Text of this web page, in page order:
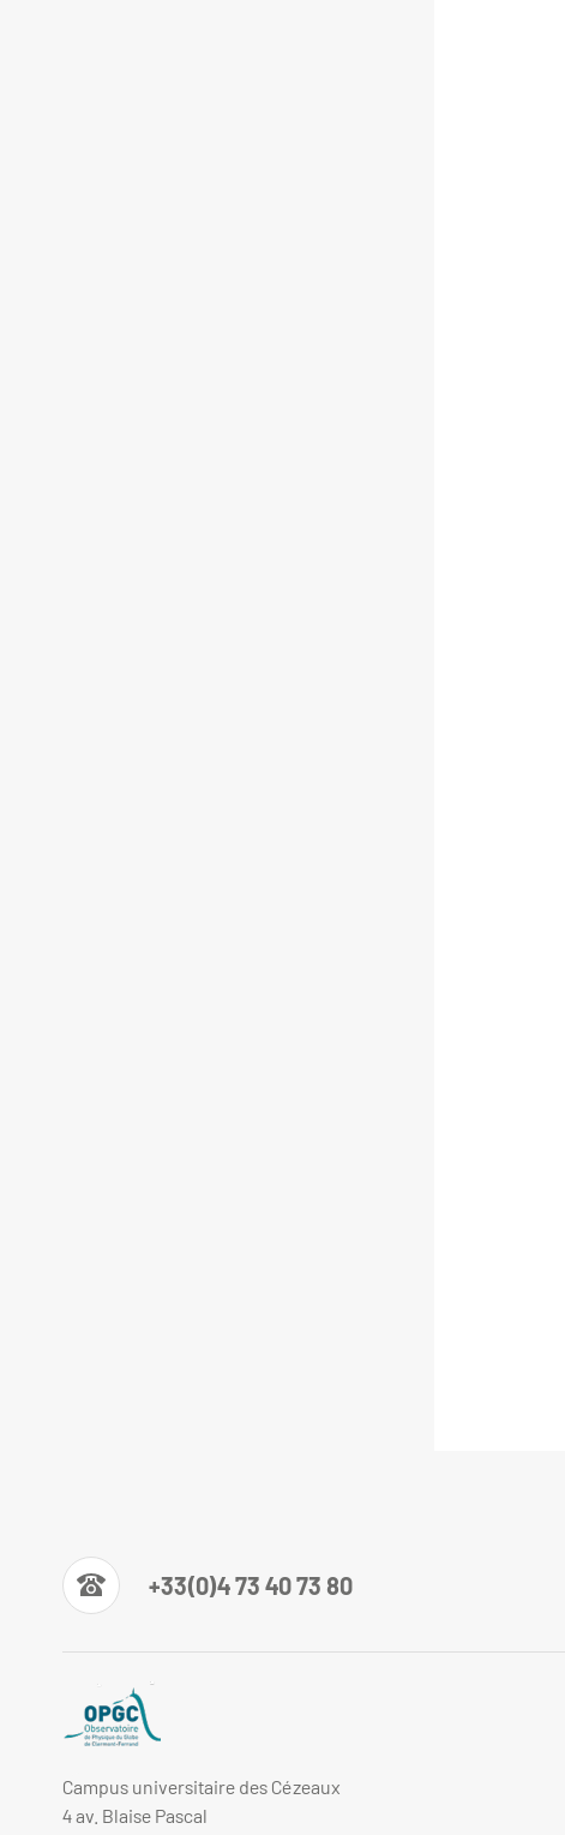
+33(0)4 73 40 73 80
Campus universitaire des Cézeaux
4 av. Blaise Pascal